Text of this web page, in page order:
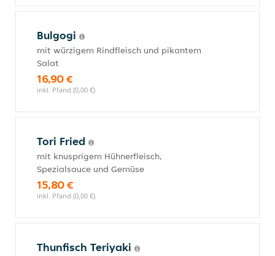
Bulgogi
mit würzigem Rindfleisch und pikantem
Salat
16,90 €
inkl. Pfand (0,00 €)
Tori Fried
mit knusprigem Hühnerfleisch,
Spezialsauce und Gemüse
15,80 €
inkl. Pfand (0,00 €)
Thunfisch Teriyaki